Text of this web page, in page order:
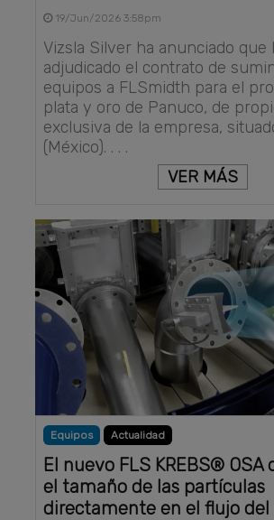
19/Jun/2026 3:58pm
Vizsla Silver ha anunciado que
adjudicado el contrato de
equipos a FLSmidth para el
plata y oro de Panuco, de
exclusiva de la empresa,
(México). . . .
VER MÁS
Equipos Actualidad
El nuevo FLS KREBS®
el tamaño de las partículas
directamente en el flujo del